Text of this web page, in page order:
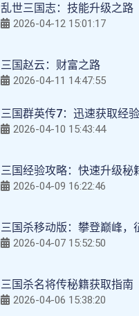
乱世三国志：技能升级之路
2026-04-12 15:01:17
三国赵云：财富之路
2026-04-11 14:47:55
三国群英传7：迅速获取经
2026-04-10 15:43:44
三国经验攻略：快速升级秘
2026-04-09 16:22:46
三国杀移动版：攀登巅峰，
2026-04-07 15:52:50
三国杀名将传秘籍获取指南
2026-04-06 15:38:20